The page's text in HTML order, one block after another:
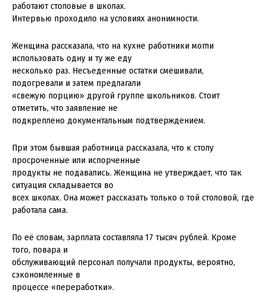
работают столовые в школах.
Интервью проходило на условиях анонимности.
Женщина рассказала, что на кухне работники могли
использовать одну и ту же еду
несколько раз. Несъеденные остатки смешивали,
подогревали и затем предлагали
«свежую порцию» другой группе школьников. Стоит
отметить, что заявление не
подкреплено документальным подтверждением.
При этом бывшая работница рассказала, что к столу
просроченные или испорченные
продукты не подавались. Женщина не утверждает, что так
ситуация складывается во
всех школах. Она может рассказать только о той столовой, где
работала сама.
По её словам, зарплата составляла 17 тысяч рублей. Кроме
того, повара и
обслуживающий персонал получали продукты, вероятно,
сэкономленные в
процессе «переработки».